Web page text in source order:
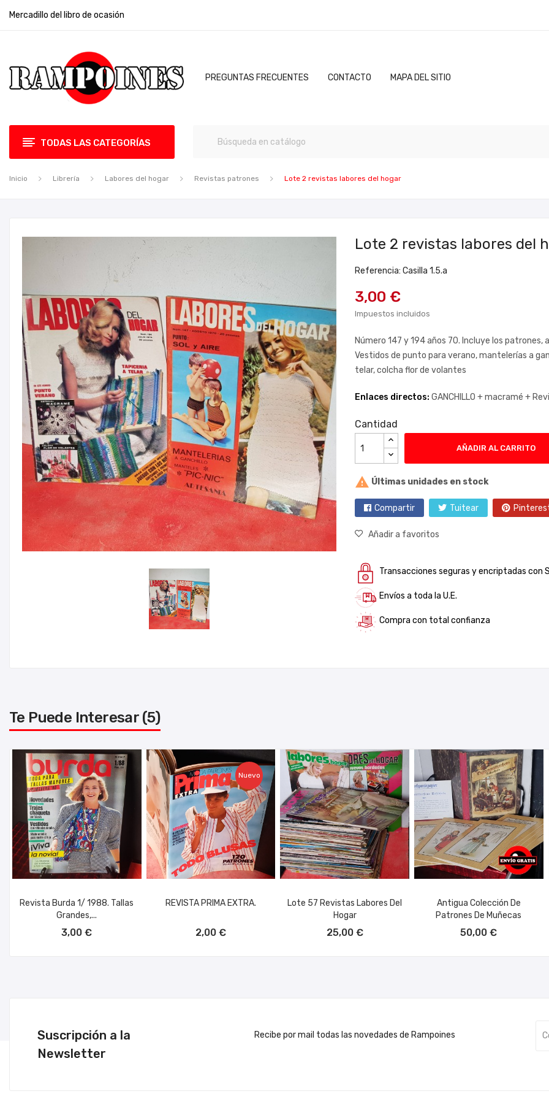
Mercadillo del libro de ocasión
PREGUNTAS FRECUENTES CONTACTO MAPA DEL SITIO
TODAS LAS CATEGORÍAS
Inicio Librería Labores del hogar Revistas patrones Lote 2 revistas labores del hogar
Lote 2 revistas labores del
Referencia: Casilla 1.5.a
3,00 €
Impuestos incluidos
Número 147 y 194 años 70. Incluye los patrones,
Vestidos de punto para verano, mantelerías a
telar, colcha flor de volantes
Enlaces directos: GANCHILLO +macramé +
Cantidad
AÑADIR AL CARRITO
 Últimas unidades en stock
Compartir Tuitear
Añadir a favoritos
Transacciones seguras y encriptadas con
Envíos a toda la U.E.
Compra con total confianza
Te Puede Interesar (5)
Revista Burda 1/ 1988. Tallas
Grandes,...
3,00 €
Nuevo
REVISTA PRIMA EXTRA.
2,00 €
Lote 57 Revistas Labores Del
Hogar
25,00 €
AÑADIR AL CARRITO
Antigua Colección De
Patrones De Muñecas
50,00 €
Suscripción a la
Newsletter
Recibe por mail todas las novedades de Rampoines